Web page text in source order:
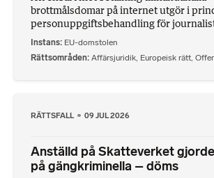
brottmålsdomar på internet utgör i
personuppgiftsbehandling för
Instans EU-domstolen
Rättsområden Affärsjuridik Europeisk rätt
RÄTTSFALL 09 JUL 2026
Anställd på Skatteverket
på gängkriminella – döms